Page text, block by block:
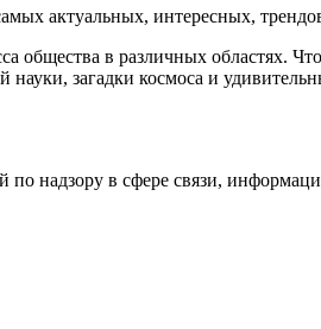
актуальных, интересных,
в различных областях.
загадки космоса и
в сфере связи,